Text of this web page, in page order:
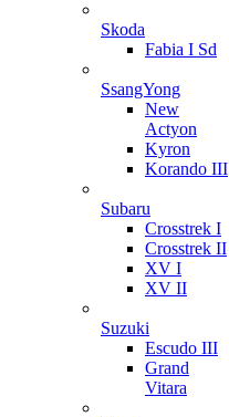
Skoda
Fabia I Sd
SsangYong
New
Actyon
Kyron
Korando III
Subaru
Crosstrek I
Crosstrek II
XV I
XV II
Suzuki
Escudo III
Grand
Vitara